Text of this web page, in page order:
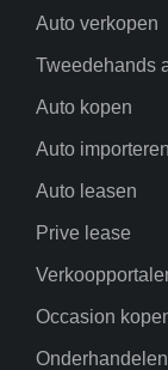
Auto verkopen
Tweedehands
Auto kopen
Auto
Auto leasen
Prive lease
Occasion